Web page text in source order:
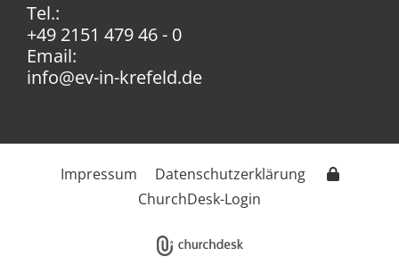
Tel.:
+49 2151 479 46 - 0
Email:
info@ev-in-krefeld.de
Impressum
Datenschutzerklärung
ChurchDesk-Login